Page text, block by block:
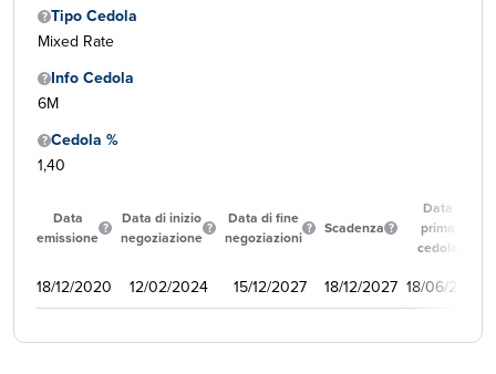
Tipo Cedola
Mixed Rate
Info Cedola
6M
Cedola %
1,40
Data
emissione
Data di inizio
negoziazione
Data di fine
negoziazioni
Scadenza
Data
prima
cedola
18/12/2020 12/02/2024 15/12/2027 18/12/2027 18/06/2021